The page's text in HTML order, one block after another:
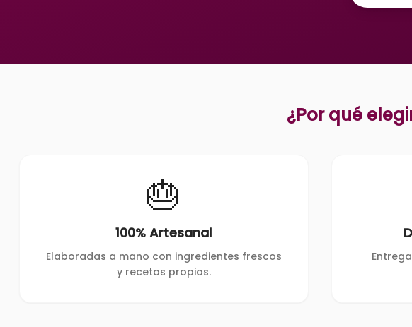
¿Por qué
🎂
100% Artesanal
Elaboradas a mano con ingredientes frescos
y recetas propias.